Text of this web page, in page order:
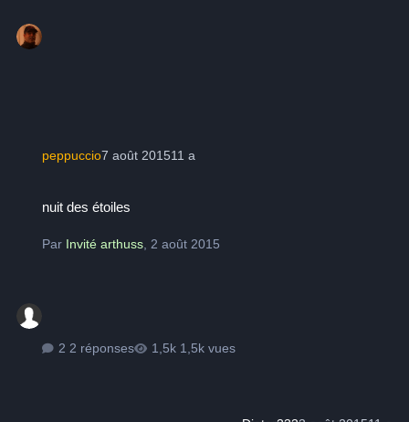
peppuccio7 août 201511 a
nuit des étoiles
Par Invité arthuss,2 août 2015
2 réponses 1,5k vues